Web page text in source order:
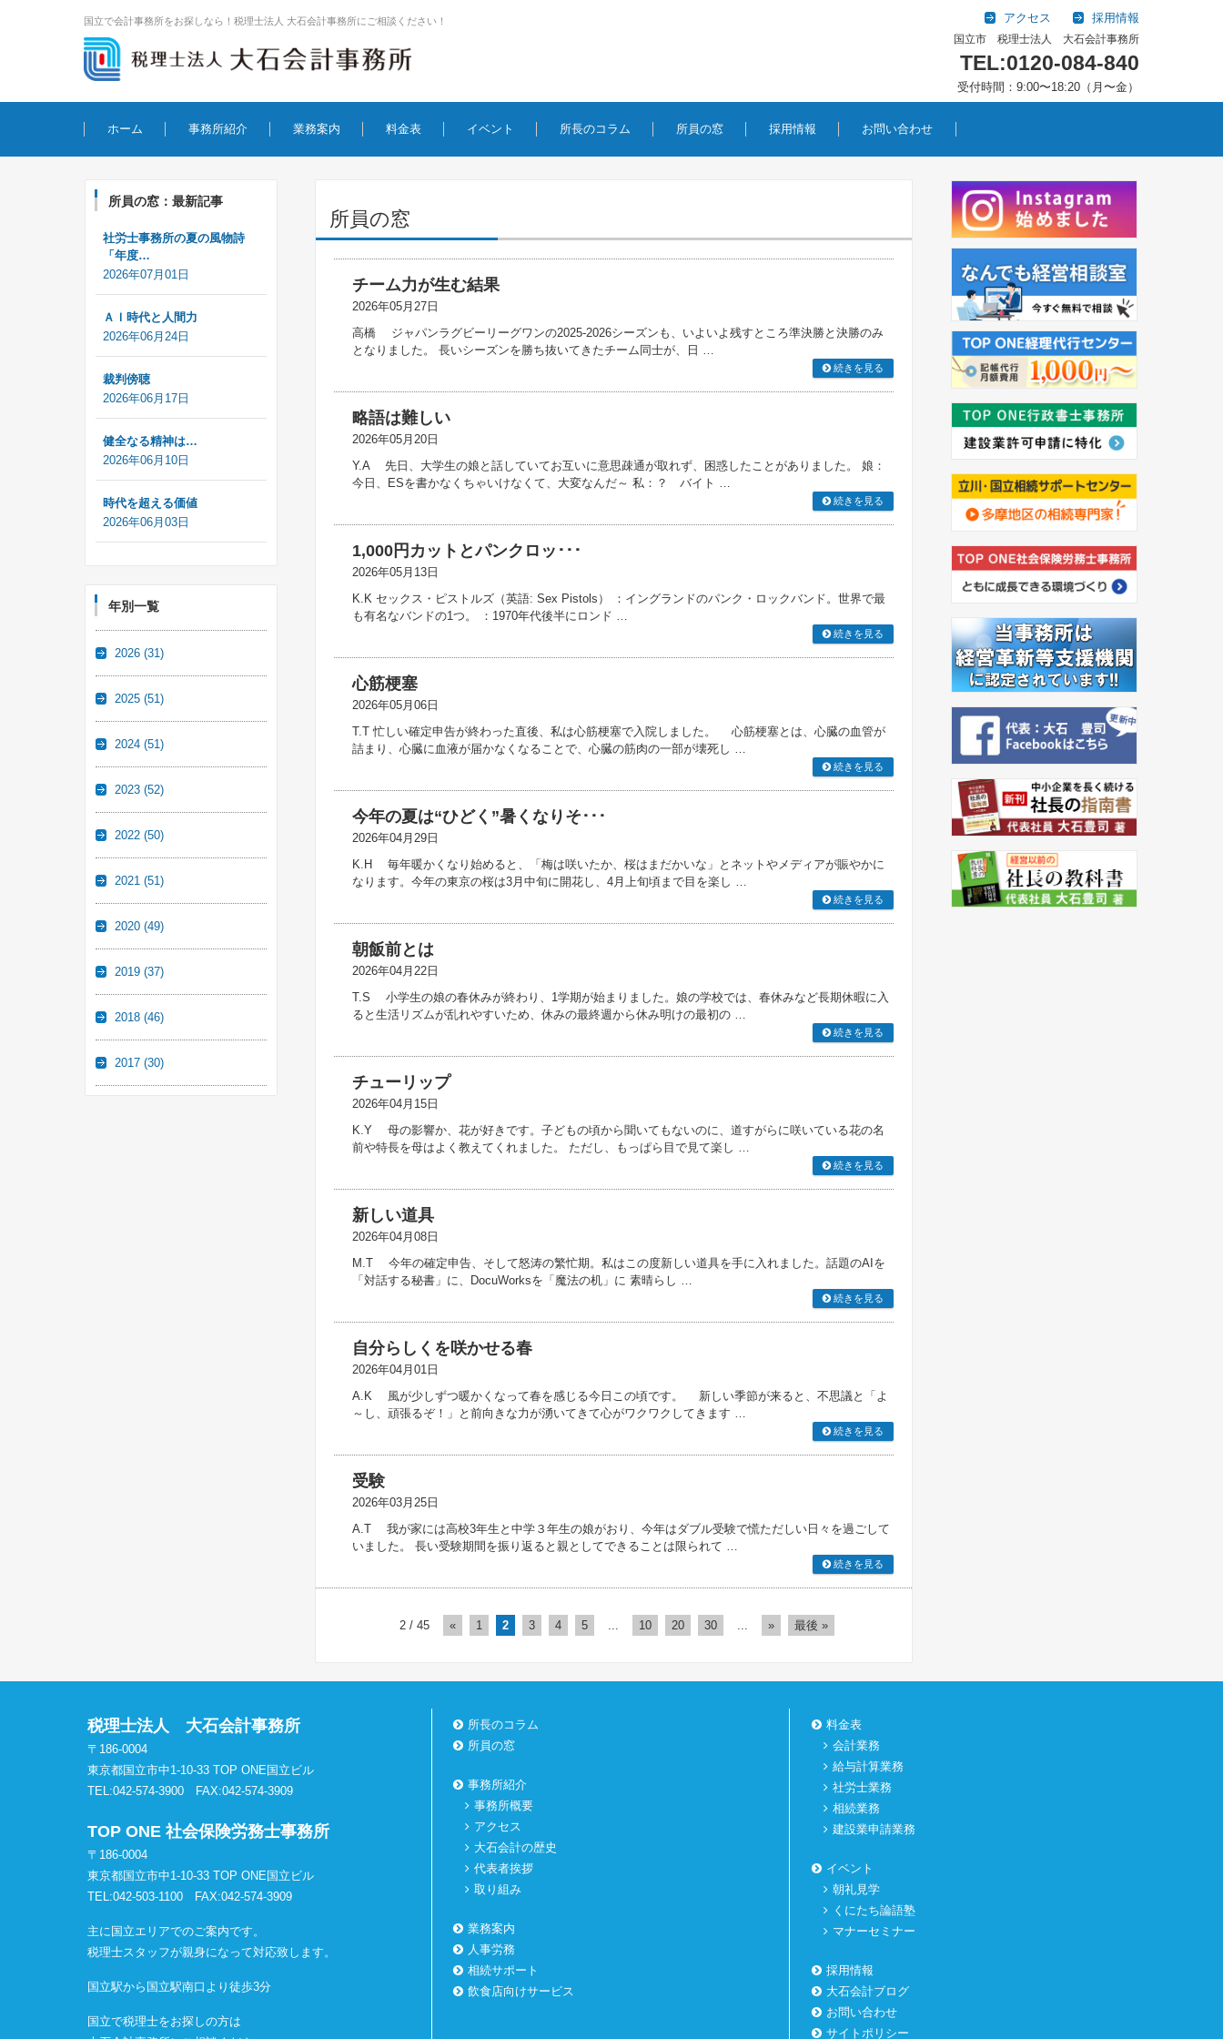
国立で会計事務所をお探しなら！税理士法人 大石会計事務所にご相談ください！ アクセス 採用情報
国立市 税理士法人 大石会計事務所
TEL:0120-084-840
受付時間：9:00〜18:20（月〜金）
ホーム
事務所紹介 業務案内 料金表 イベント 所長のコラム 所員の窓 採用情報 お問い合わせ
所員の窓
チーム力が生む結果
2026年05月27日
高橋 ジャパンラグビーリーグワンの2025-2026シーズンも、いよいよ残すところ準決勝と決勝のみ
となりました。 長いシーズンを勝ち抜いてきたチーム同士が、日 …
続きを見る
略語は難しい
2026年05月20日
Y.A 先日、大学生の娘と話していてお互いに意思疎通が取れず、困惑したことがありました。 娘：
今日、ESを書かなくちゃいけなくて、大変なんだ～ 私：？ バイト …
続きを見る
1,000円カットとパンクロッ･･･
2026年05月13日
K.K セックス・ピストルズ（英語: Sex Pistols） ：イングランドのパンク・ロックバンド。世界で最
も有名なバンドの1つ。 ：1970年代後半にロンド …
続きを見る
心筋梗塞
2026年05月06日
T.T 忙しい確定申告が終わった直後、私は心筋梗塞で入院しました。 心筋梗塞とは、心臓の血管が
詰まり、心臓に血液が届かなくなることで、心臓の筋肉の一部が壊死し …
続きを見る
今年の夏は“ひどく”暑くなりそ･･･
2026年04月29日
K.H 毎年暖かくなり始めると、「梅は咲いたか、桜はまだかいな」とネットやメディアが賑やかに
なります。今年の東京の桜は3月中旬に開花し、4月上旬頃まで目を楽し …
続きを見る
朝飯前とは
2026年04月22日
T.S 小学生の娘の春休みが終わり、1学期が始まりました。娘の学校では、春休みなど長期休暇に入
ると生活リズムが乱れやすいため、休みの最終週から休み明けの最初の …
続きを見る
チューリップ
2026年04月15日
K.Y 母の影響か、花が好きです。子どもの頃から聞いてもないのに、道すがらに咲いている花の名
前や特長を母はよく教えてくれました。 ただし、もっぱら目で見て楽し …
続きを見る
新しい道具
2026年04月08日
M.T 今年の確定申告、そして怒涛の繁忙期。私はこの度新しい道具を手に入れました。話題のAIを
「対話する秘書」に、DocuWorksを「魔法の机」に 素晴らし …
続きを見る
自分らしくを咲かせる春
2026年04月01日
A.K 風が少しずつ暖かくなって春を感じる今日この頃です。 新しい季節が来ると、不思議と「よ
～し、頑張るぞ！」と前向きな力が湧いてきて心がワクワクしてきます …
続きを見る
受験
2026年03月25日
A.T 我が家には高校3年生と中学３年生の娘がおり、今年はダブル受験で慌ただしい日々を過ごして
いました。 長い受験期間を振り返ると親としてできることは限られて …
続きを見る
2 / 45 « 1 2 3 4 5 ... 10 20 30 ... » 最後 »
所員の窓：最新記事
社労士事務所の夏の風物詩
「年度…
2026年07月01日
ＡＩ時代と人間力
2026年06月24日
裁判傍聴
2026年06月17日
健全なる精神は…
2026年06月10日
時代を超える価値
2026年06月03日
年別一覧
2026(31)
2025(51)
2024(51)
2023(52)
2022(50)
2021(51)
2020(49)
2019(37)
2018(46)
2017(30)
税理士法人 大石会計事務所
〒186-0004
東京都国立市中1-10-33 TOP ONE国立ビル
TEL:042-574-3900
FAX:042-574-3909
TOP ONE 社会保険労務士事務所
〒186-0004
東京都国立市中1-10-33 TOP ONE国立ビル
TEL:042-503-1100
FAX:042-574-3909
主に国立エリアでのご案内です。
税理士スタッフが親身になって対応致します。
国立駅から国立駅南口より徒歩3分
国立で税理士をお探しの方は
所長のコラム
所員の窓
事務所紹介
事務所概要
アクセス
大石会計の歴史
代表者挨拶
取り組み
業務案内
人事労務
相続サポート
飲食店向けサービス
料金表
会計業務
給与計算業務
社労士業務
相続業務
建設業申請業務
イベント
朝礼見学
くにたち論語塾
マナーセミナー
採用情報
大石会計ブログ
お問い合わせ
サイトポリシー